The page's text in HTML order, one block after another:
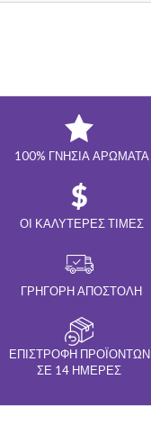
100% ΓΝΉΣΙΑ ΑΡΏΜΑΤΑ
ΟΙ ΚΑΛΎΤΕΡΕΣ ΤΙΜΈΣ
ΓΡΉΓΟΡΗ ΑΠΟΣΤΟΛΉ
ΕΠΙΣΤΡΟΦΉ ΠΡΟΪΌΝΤΩΝ
ΣΕ 14 ΗΜΈΡΕΣ